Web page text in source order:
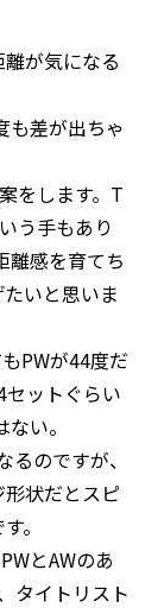
が気になる
も差が出ちゃ
をします。T
う手もあり
離感を育てち
いと思いま
PWが44度だ
セットぐらい
い。
のですが、
状だとスピ
。
とAWのあ
タイトリスト